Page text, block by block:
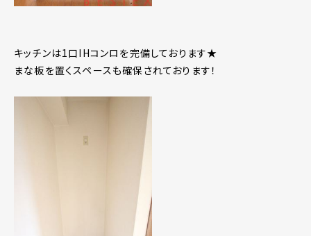
キッチンは1口IHコンロを完備しております★
まな板を置くスペースも確保されております！